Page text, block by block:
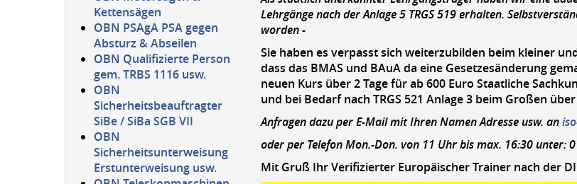
Lehrgänge nach der Anlage 5 TRGS 519 erhalten.
worden -
Sie haben es verpasst sich weiterzubilden beim kleiner
dass das BMAS und BAuA da eine Gesetzesänderung
neuen Kurs über 2 Tage für ab 600 Euro Staatliche
und bei Bedarf nach TRGS 521 Anlage 3 beim Großen
Anfragen dazu per E-Mail mit Ihren Namen Adresse usw. an
oder per Telefon Mon.-Don. von 11 Uhr bis max. 16:30 unter:
Mit Gruß Ihr Verifizierter Europäischer Trainer nach der
Kettensägen
OBN PSAgA PSA gegen
Absturz & Abseilen
OBN Qualifizierte Person
gem. TRBS 1116 usw.
OBN
Sicherheitsbeauftragter
SiBe / SiBa SGB VII
OBN
Sicherheitsunterweisung
Erstunterweisung usw.